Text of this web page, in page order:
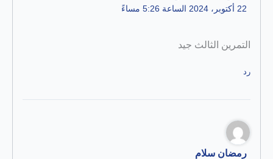
22 أكتوبر، 2024 الساعة 5:26 مساءً
التمرين الثالث جيد
رد
رمضان سلام